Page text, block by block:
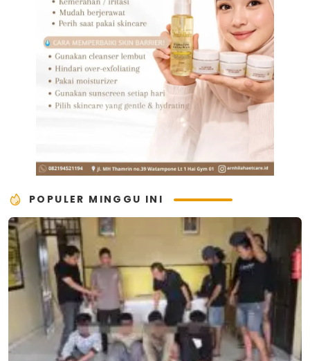
POPULER MINGGU INI